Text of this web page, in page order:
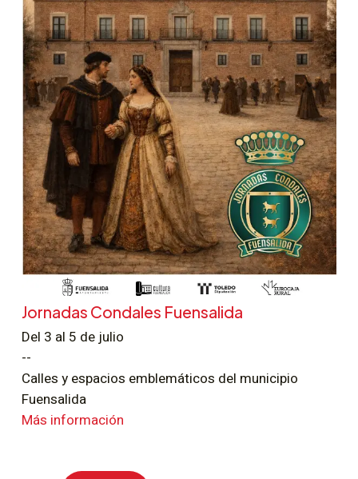
Jornadas Condales Fuensalida
Del 3 al 5 de julio
--
Calles y espacios emblemáticos del municipio
Fuensalida
Más información